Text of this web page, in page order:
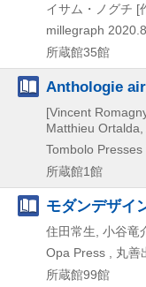
イサム・ノグチ [
millegraph 2020.8
所蔵館35館
Anthologie
[Vincent
Matthieu
Tombolo Presses
所蔵館1館
モダンデザイ
住田常生, 小谷竜
Opa Press , 丸善
所蔵館99館